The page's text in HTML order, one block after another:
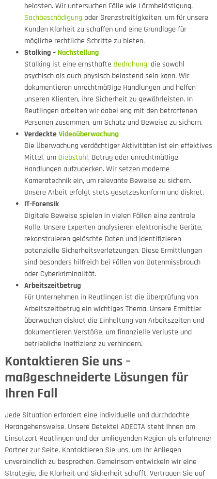
belasten. Wir untersuchen Fälle wie Lärmbelästigung,
Sachbeschädigung oder Grenzstreitigkeiten, um für unsere
Kunden Klarheit zu schaffen und eine Grundlage für
mögliche rechtliche Schritte zu bieten.
Stalking – Nachstellung
Stalking ist eine ernsthafte Bedrohung, die sowohl
psychisch als auch physisch belastend sein kann. Wir
dokumentieren unrechtmäßige Handlungen und helfen
unseren Klienten, ihre Sicherheit zu gewährleisten. In
Reutlingen arbeiten wir dabei eng mit den betroffenen
Personen zusammen, um Schutz und Beweise zu sichern.
VerdeckteVideoüberwachung
Die Überwachung verdächtiger Aktivitäten ist ein effektives
Mittel, um Diebstahl, Betrug oder unrechtmäßige
Handlungen aufzudecken. Wir setzen moderne
Kameratechnik ein, um relevante Beweise zu sichern.
Unsere Arbeit erfolgt stets gesetzeskonform und diskret.
IT-Forensik
Digitale Beweise spielen in vielen Fällen eine zentrale
Rolle. Unsere Experten analysieren elektronische Geräte,
rekonstruieren gelöschte Daten und identifizieren
potenzielle Sicherheitsverletzungen. Diese Ermittlungen
sind besonders hilfreich bei Fällen von Datenmissbrauch
oder Cyberkriminalität.
Arbeitszeitbetrug
Für Unternehmen in Reutlingen ist die Überprüfung von
Arbeitszeitbetrug ein wichtiges Thema. Unsere Ermittler
überwachen diskret die Einhaltung von Arbeitszeiten und
dokumentieren Verstöße, um finanzielle Verluste und
betriebliche Ineffizienz zu verhindern.
Kontaktieren Sie uns –
maßgeschneiderte Lösungen für
Ihren Fall
Jede Situation erfordert eine individuelle und durchdachte
Herangehensweise. Unsere Detektei ADECTA steht Ihnen am
Einsatzort Reutlingen und der umliegenden Region als erfahrener
Partner zur Seite. Kontaktieren Sie uns, um Ihr Anliegen
unverbindlich zu besprechen. Gemeinsam entwickeln wir eine
Strategie, die Klarheit und Sicherheit schafft. Vertrauen Sie auf